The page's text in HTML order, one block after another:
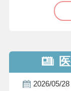
2026/05/28